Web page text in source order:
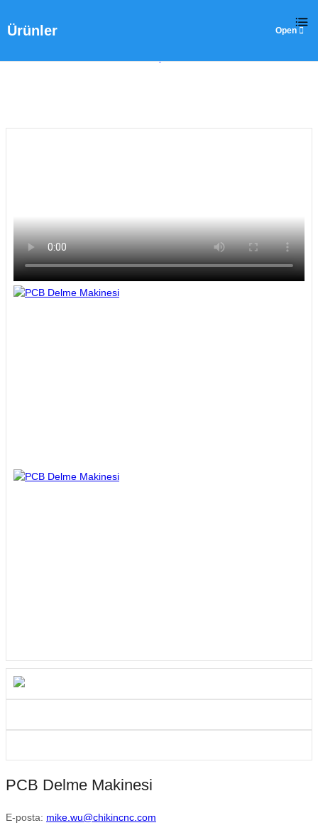
Ürünler
PCB Delme Makinesi
E-posta: mike.wu@chikincnc.com